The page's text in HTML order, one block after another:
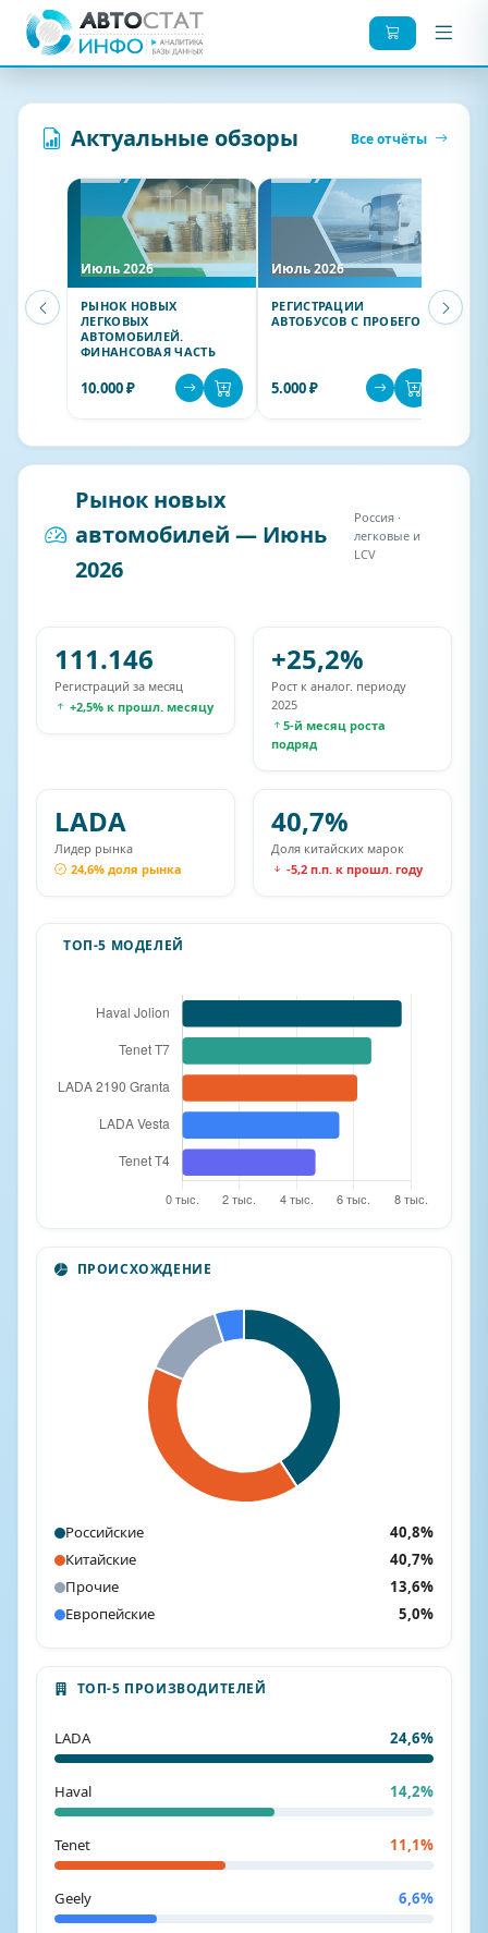
Актуальные обзоры Все отчёты
Июль 2026
РЫНОК НОВЫХ
ЛЕГКОВЫХ
АВТОМОБИЛЕЙ.
ФИНАНСОВАЯ ЧАСТЬ
10.000 ₽
Июль 2026
РЕГИСТРАЦИИ
АВТОБУСОВ С ПРОБЕГОМ
5.000 ₽
Рынок новых
автомобилей — Июнь
2026
Россия ·
легковые и
LCV
111.146
Регистраций за месяц
+2,5% к прошл. месяцу
+25,2%
Рост к аналог. периоду
2025
5-й месяц роста
подряд
LADA
Лидер рынка
24,6% доля рынка
40,7%
Доля китайских марок
-5,2 п.п. к прошл. году
ТОП-5 МОДЕЛЕЙ
ПРОИСХОЖДЕНИЕ
Российские
40,8%
Китайские
40,7%
Прочие
13,6%
Европейские
5,0%
ТОП-5 ПРОИЗВОДИТЕЛЕЙ
LADA 24,6%
Haval 14,2%
Tenet 11,1%
Geely 6,6%